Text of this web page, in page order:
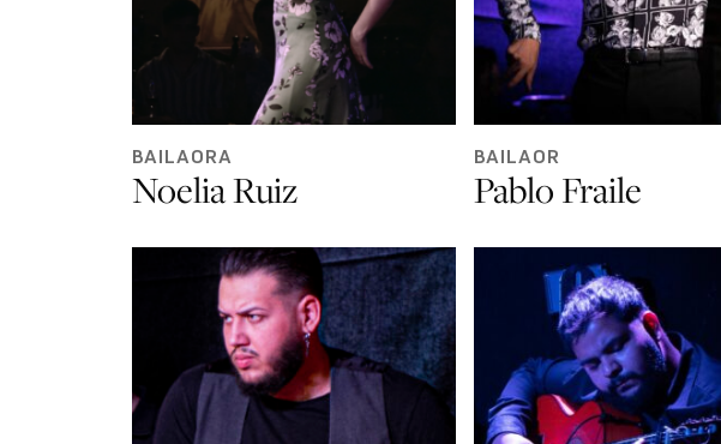
BAILAORA
Noelia Ruiz
BAILAOR
Pablo Fraile